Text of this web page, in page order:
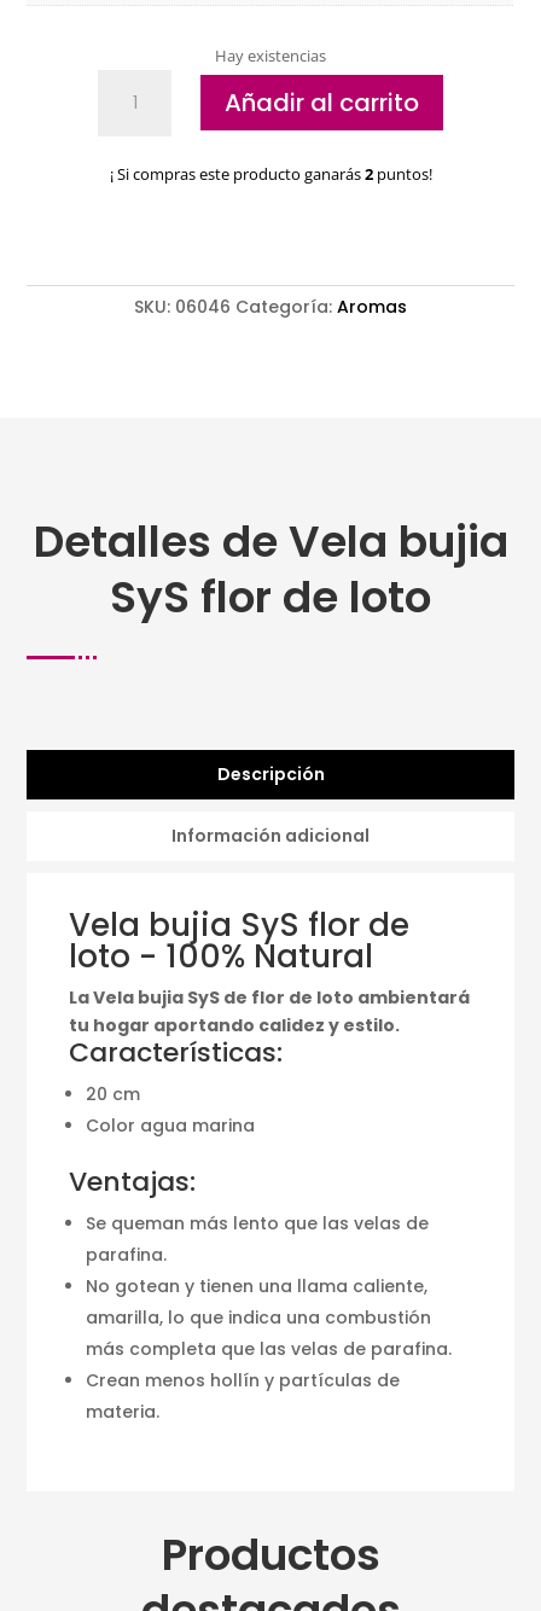
Hay existencias
bujia
flor
Añadir al carrito
¡ Si compras este producto ganarás2puntos!
SKU: 06046 Categoría: Aromas
Detalles de Vela bujia
SyS flor de loto
Descripción
Información adicional
Vela bujia SyS flor de
loto - 100% Natural
La Vela bujia SyS de flor de loto ambientará
tu hogar aportando calidez y estilo.
Características:
20 cm
Color agua marina
Ventajas:
Se queman más lento que las velas de
parafina.
No gotean y tienen una llama caliente,
amarilla, lo que indica una combustión
más completa que las velas de parafina.
Crean menos hollín y partículas de
materia.
Productos